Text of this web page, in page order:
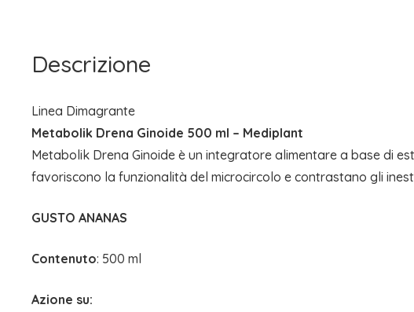
Descrizione
Linea Dimagrante
Metabolik Drena Ginoide 500 ml – Mediplant
Metabolik Drena Ginoide è un integratore alimentare a base di
favoriscono la funzionalità del microcircolo e contrastano gli
GUSTO ANANAS
Contenuto: 500 ml
Azione su: